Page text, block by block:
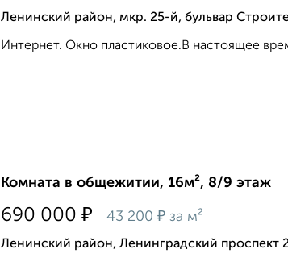
Ленинский район, мкр. 25-й, бульвар
Интернет. Окно пластиковое.В настоящее
Комната в общежитии, 16м², 8/9 этаж
690 000 ₽ 43 200 ₽ за м²
Ленинский район, Ленинградский проспект